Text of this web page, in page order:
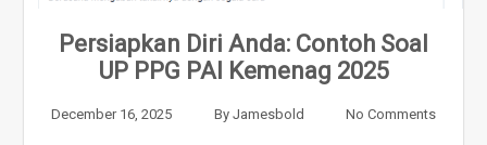
Persiapkan Diri Anda: Contoh Soal
UP PPG PAI Kemenag 2025
December 16, 2025 By Jamesbold No Comments